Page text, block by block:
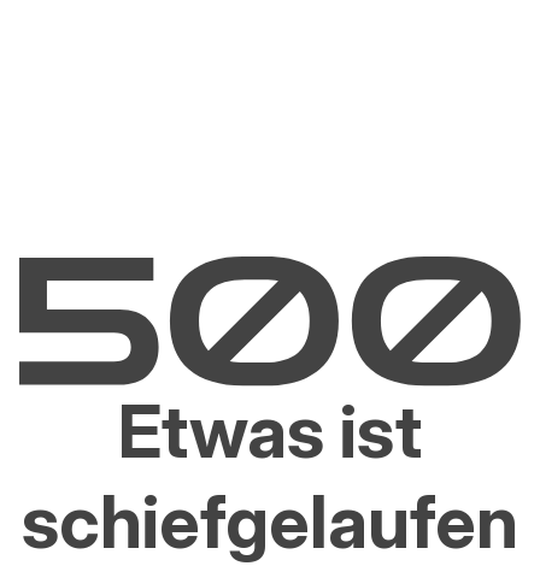
Etwas ist
schiefgelaufen